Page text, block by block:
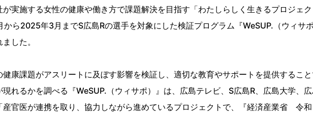
が実施する女性の健康や働き方で課題解決を目指す「わたしらしく生きるプロジェ
ら2025年3月までS広島Rの選手を対象にした検証プログラム『WeSUP.（ウィサ
した。
健康課題がアスリートに及ぼす影響を検証し、適切な教育やサポートを提供するこ
れるかを調べる『WeSUP.（ウィサポ）』は、広島テレビ、S広島R、広島大学、
産官医が連携を取り、協力しながら進めているプロジェクトで、『経済産業省 令